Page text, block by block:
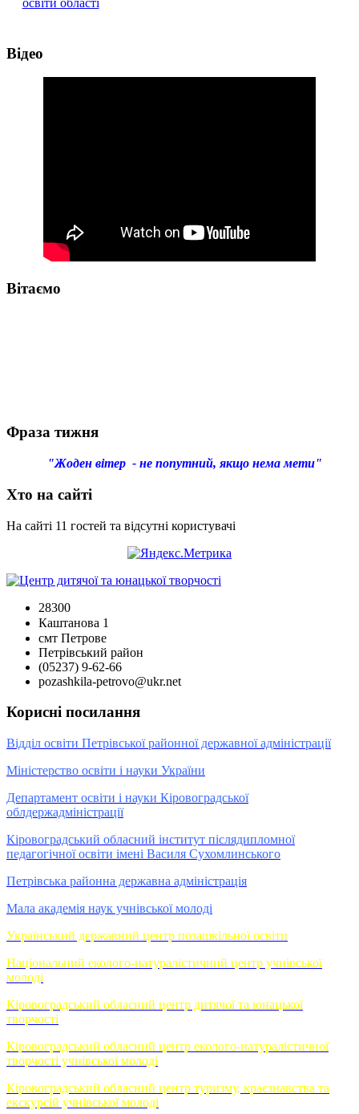
Відео
Вітаємо
Фраза тижня
"Жоден вітер - не попутний, якщо нема мети"
Хто на сайті
На сайті 11 гостей та відсутні користувачі
28300
Каштанова 1
смт Петрове
Петрівський район
(05237) 9-62-66
pozashkila-petrovo@ukr.net
Корисні посилання
Відділ освіти Петрівської районної державної адміністрації
Міністерство освіти і науки України
Департамент освіти і науки Кіровоградської
облдержадміністрації
Кіровоградський обласний інститут післядипломної
педагогічної освіти імені Василя Сухомлинського
Петрівська районна державна адміністрація
Мала академія наук учнівської молоді
Український державний центр позашкільної освіти
Національний еколого-натуралістичний центр учнівської
молоді
Кіровоградський обласний центр дитячої та юнацької
творчості
Кіровоградський обласний центр еколого-натуралістичної
творчості учнівської молоді
Кіровоградський обласний центр туризму, краєзнавства та
екскурсій учнівської молоді